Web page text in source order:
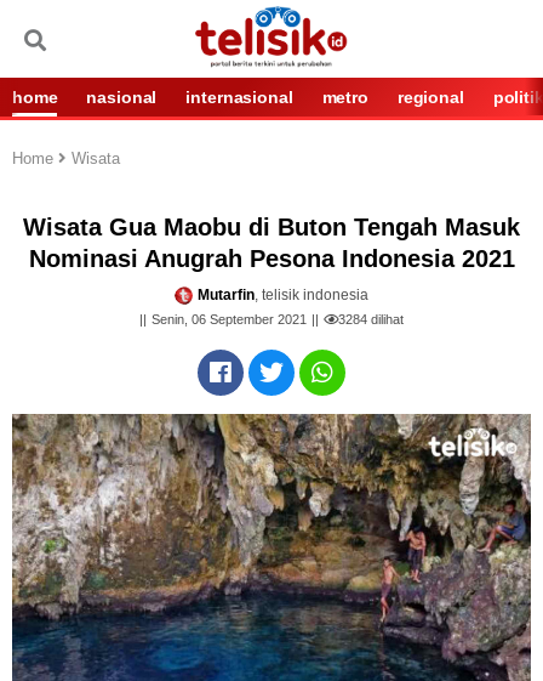
home nasional internasional metro regional politik
Home Wisata
Wisata Gua Maobu di Buton Tengah Masuk
Nominasi Anugrah Pesona Indonesia 2021
Mutarfin, telisik indonesia
Senin, 06 September 2021 3284 dilihat